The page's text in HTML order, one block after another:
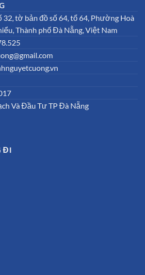
32, tờ bản đồ số 64, tổ 64, Phường Hoà
Thành phố Đà Nẵng, Việt Nam
Và Đầu Tư TP Đà Nẵng
ĐI